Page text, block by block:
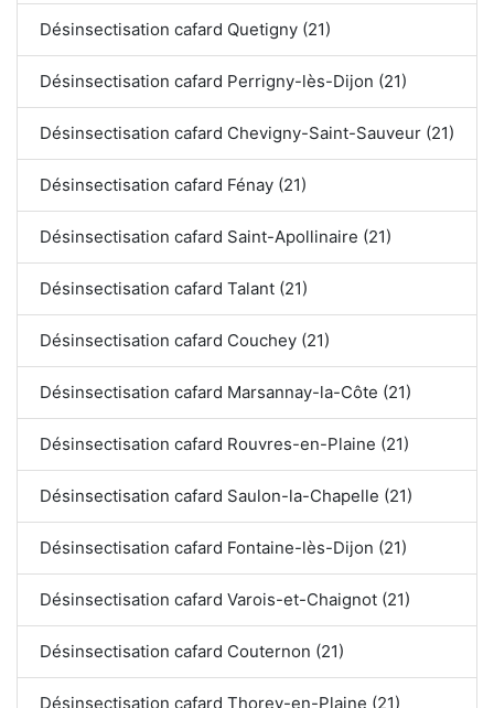
Désinsectisation cafard Quetigny (21)
Désinsectisation cafard Perrigny-lès-Dijon (21)
Désinsectisation cafard Chevigny-Saint-Sauveur (21)
Désinsectisation cafard Fénay (21)
Désinsectisation cafard Saint-Apollinaire (21)
Désinsectisation cafard Talant (21)
Désinsectisation cafard Couchey (21)
Désinsectisation cafard Marsannay-la-Côte (21)
Désinsectisation cafard Rouvres-en-Plaine (21)
Désinsectisation cafard Saulon-la-Chapelle (21)
Désinsectisation cafard Fontaine-lès-Dijon (21)
Désinsectisation cafard Varois-et-Chaignot (21)
Désinsectisation cafard Couternon (21)
Désinsectisation cafard Thorey-en-Plaine (21)